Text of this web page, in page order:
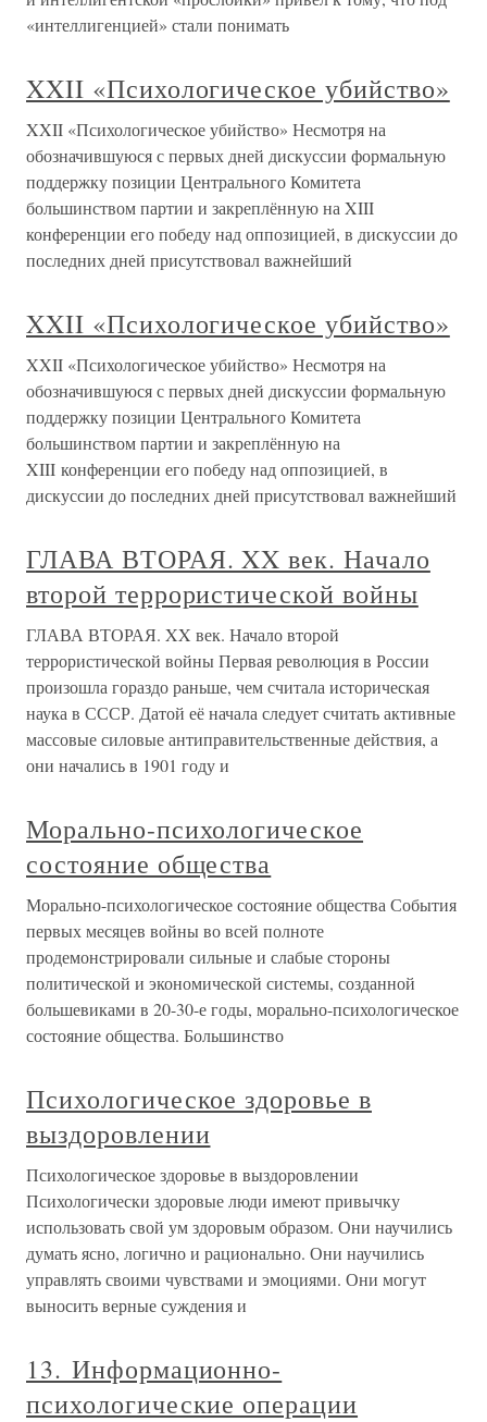
«интеллигенцией» стали понимать
XXII «Психологическое убийство»
XXII «Психологическое убийство» Несмотря на
обозначившуюся с первых дней дискуссии формальную
поддержку позиции Центрального Комитета
большинством партии и закреплённую на XIII
конференции его победу над оппозицией, в дискуссии до
последних дней присутствовал важнейший
XXII «Психологическое убийство»
XXII «Психологическое убийство» Несмотря на
обозначившуюся с первых дней дискуссии формальную
поддержку позиции Центрального Комитета
большинством партии и закреплённую на
XIII конференции его победу над оппозицией, в
дискуссии до последних дней присутствовал важнейший
ГЛАВА ВТОРАЯ. XX век. Начало
второй террористической войны
ГЛАВА ВТОРАЯ. XX век. Начало второй
террористической войны Первая революция в России
произошла гораздо раньше, чем считала историческая
наука в СССР. Датой её начала следует считать активные
массовые силовые антиправительственные действия, а
они начались в 1901 году и
Морально-психологическое
состояние общества
Морально-психологическое состояние общества События
первых месяцев войны во всей полноте
продемонстрировали сильные и слабые стороны
политической и экономической системы, созданной
большевиками в 20-30-е годы, морально-психологическое
состояние общества. Большинство
Психологическое здоровье в
выздоровлении
Психологическое здоровье в выздоровлении
Психологически здоровые люди имеют привычку
использовать свой ум здоровым образом. Они научились
думать ясно, логично и рационально. Они научились
управлять своими чувствами и эмоциями. Они могут
выносить верные суждения и
13. Информационно-
психологические операции